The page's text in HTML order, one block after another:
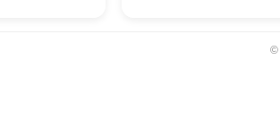
©